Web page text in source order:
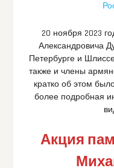
20 ноября 2023
Александровича
Петербурге и
также и члены
кратко об этом
более подробная
Акция